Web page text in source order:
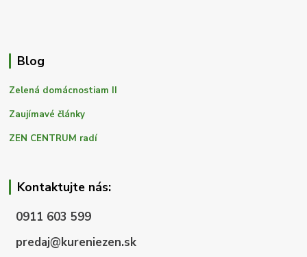
Blog
Zelená domácnostiam II
Zaujímavé články
ZEN CENTRUM radí
Kontaktujte nás:
0911 603 599
predaj@kureniezen.sk